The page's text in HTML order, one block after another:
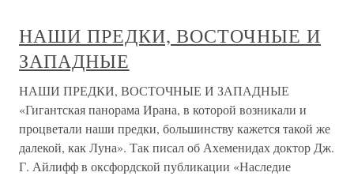
НАШИ ПРЕДКИ, ВОСТОЧНЫЕ И
ЗАПАДНЫЕ
НАШИ ПРЕДКИ, ВОСТОЧНЫЕ И ЗАПАДНЫЕ
«Гигантская панорама Ирана, в которой возникали и
процветали наши предки, большинству кажется такой же
далекой, как Луна». Так писал об Ахеменидах доктор Дж.
Г. Айлифф в оксфордской публикации «Наследие